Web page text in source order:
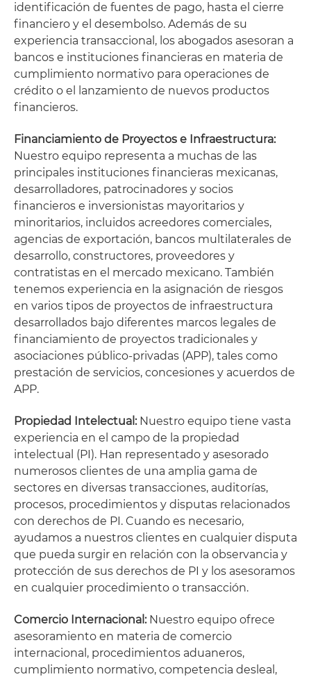
identificación de fuentes de pago, hasta el cierre
financiero y el desembolso. Además de su
experiencia transaccional, los abogados asesoran a
bancos e instituciones financieras en materia de
cumplimiento normativo para operaciones de
crédito o el lanzamiento de nuevos productos
financieros.
Financiamiento de Proyectos e Infraestructura:
Nuestro equipo representa a muchas de las
principales instituciones financieras mexicanas,
desarrolladores, patrocinadores y socios
financieros e inversionistas mayoritarios y
minoritarios, incluidos acreedores comerciales,
agencias de exportación, bancos multilaterales de
desarrollo, constructores, proveedores y
contratistas en el mercado mexicano. También
tenemos experiencia en la asignación de riesgos
en varios tipos de proyectos de infraestructura
desarrollados bajo diferentes marcos legales de
financiamiento de proyectos tradicionales y
asociaciones público-privadas (APP), tales como
prestación de servicios, concesiones y acuerdos de
APP.
Propiedad Intelectual:Nuestro equipo tiene vasta
experiencia en el campo de la propiedad
intelectual (PI). Han representado y asesorado
numerosos clientes de una amplia gama de
sectores en diversas transacciones, auditorías,
procesos, procedimientos y disputas relacionados
con derechos de PI. Cuando es necesario,
ayudamos a nuestros clientes en cualquier disputa
que pueda surgir en relación con la observancia y
protección de sus derechos de PI y los asesoramos
en cualquier procedimiento o transacción.
Comercio Internacional:Nuestro equipo ofrece
asesoramiento en materia de comercio
internacional, procedimientos aduaneros,
cumplimiento normativo, competencia desleal,